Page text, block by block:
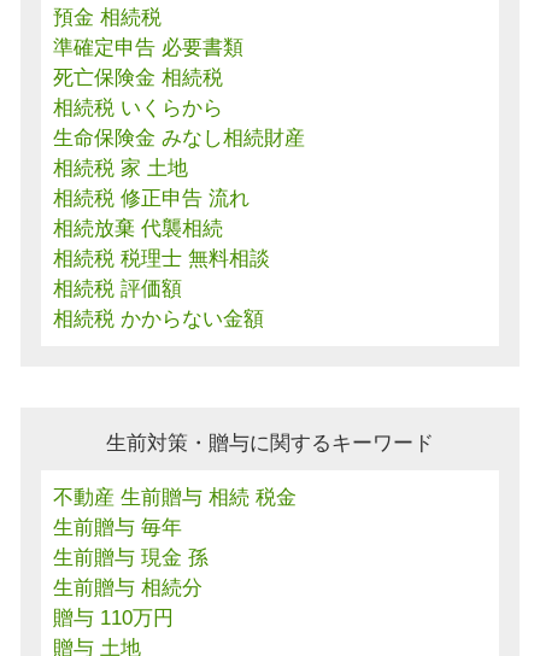
預金 相続税
準確定申告 必要書類
死亡保険金 相続税
相続税 いくらから
生命保険金 みなし相続財産
相続税 家 土地
相続税 修正申告 流れ
相続放棄 代襲相続
相続税 税理士 無料相談
相続税 評価額
相続税 かからない金額
生前対策・贈与に関するキーワード
不動産 生前贈与 相続 税金
生前贈与 毎年
生前贈与 現金 孫
生前贈与 相続分
贈与 110万円
贈与 土地